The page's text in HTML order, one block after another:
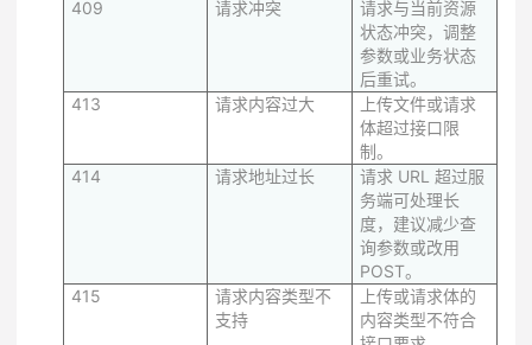
409
请求冲突
请求与当前资源
状态冲突，调整
参数或业务状态
后重试。
413
请求内容过大
上传文件或请求
体超过接口限
制。
414
请求地址过长
请求 URL 超过服
务端可处理长
度，建议减少查
询参数或改用
POST。
415
请求内容类型不
支持
上传或请求体的
内容类型不符合